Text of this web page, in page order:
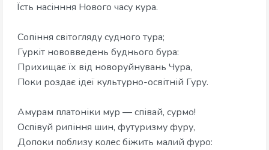
Їсть насінння Нового часу кура.
​Сопіння світогляду судного тура;
​Гуркіт нововведень буднього бура:
Прихищає їх від новоруйнувань Чура,
​Поки роздає ідеї культурно-освітній Гуру.
​Амурам платоніки мур — співай, сурмо!
Оспівуй рипіння шин, футуризму фуру,
​Допоки поблизу колес біжить малий фуро: